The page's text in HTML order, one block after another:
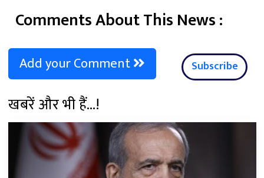
Comments About This News :
Add your Comment Subscribe
खबरें और भी हैं...!